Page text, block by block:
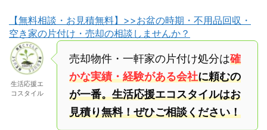
【無料相談・お見積無料】>>お盆の時期・不用品回収・
空き家の片付け・売却の相談しませんか？
生活応援エ
コスタイル
売却物件・一軒家の片付け処分は確
かな実績・経験がある会社に頼むの
が一番。生活応援エコスタイルはお
見積り無料！ぜひご相談ください！